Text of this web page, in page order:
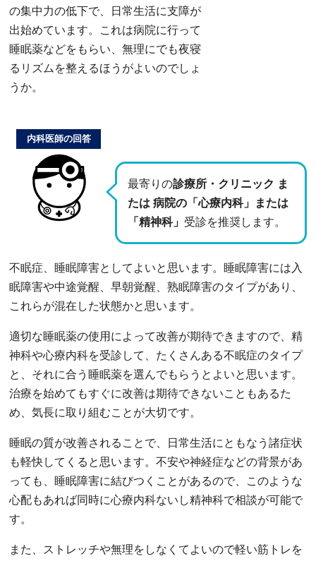
の集中力の低下で、日常生活に支障が
出始めています。これは病院に行って
睡眠薬などをもらい、無理にでも夜寝
るリズムを整えるほうがよいのでしょ
うか。
最寄りの診療所・クリニック ま
たは 病院の「心療内科」または
「精神科」 受診を推奨します。
内科医師の回答
不眠症、睡眠障害としてよいと思います。睡眠障害には入
眠障害や中途覚醒、早朝覚醒、熟眠障害のタイプがあり、
これらが混在した状態かと思います。
適切な睡眠薬の使用によって改善が期待できますので、精
神科や心療内科を受診して、たくさんある不眠症のタイプ
と、それに合う睡眠薬を選んでもらうとよいと思います。
治療を始めてもすぐに改善は期待できないこともあるた
め、気長に取り組むことが大切です。
睡眠の質が改善されることで、日常生活にともなう諸症状
も軽快してくると思います。不安や神経症などの背景があ
っても、睡眠障害に結びつくことがあるので、このような
心配もあれば同時に心療内科ないし精神科で相談が可能で
す。
また、ストレッチや無理をしなくてよいので軽い筋トレを